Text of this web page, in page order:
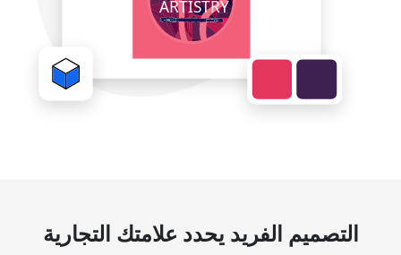
التصميم الفريد يحدد علامتك التجارية